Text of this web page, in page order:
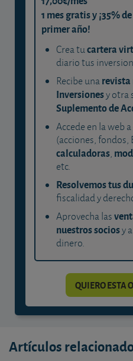
1 mes gratis y ¡35%
primer año!
Crea tucartera
diario tus
Recibe unarevista
Inversionesy otra
Suplemento de
Accede en la web a
(acciones, fondos,
calculadoras,
etc.
Resolvemos tus
fiscalidad y
Aprovecha las
nuestros sociosy
dinero.
QUIERO ESTA
Artículos